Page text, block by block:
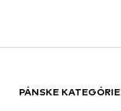
PÁNSKE KATEGÓRIE